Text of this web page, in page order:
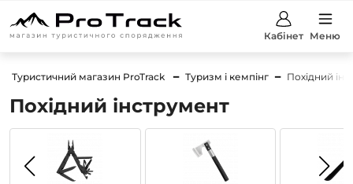
Кабінет Меню
Туристичний магазин ProTrack Туризм і кемпінг Похідний
Похідний інструмент